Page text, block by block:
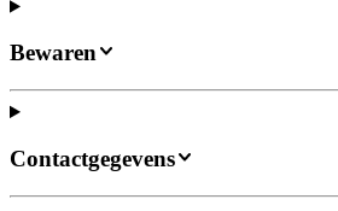
Bewaren
Contactgegevens